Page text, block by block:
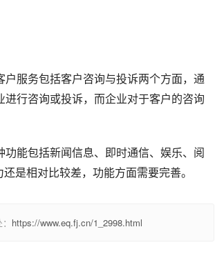
服务包括客户咨询与投诉两个方面，通
行咨询或投诉，而企业对于客户的咨询
能包括新闻信息、即时通信、娱乐、阅
是相对比较差，功能方面需要完善。
https://www.eq.fj.cn/1_2998.html